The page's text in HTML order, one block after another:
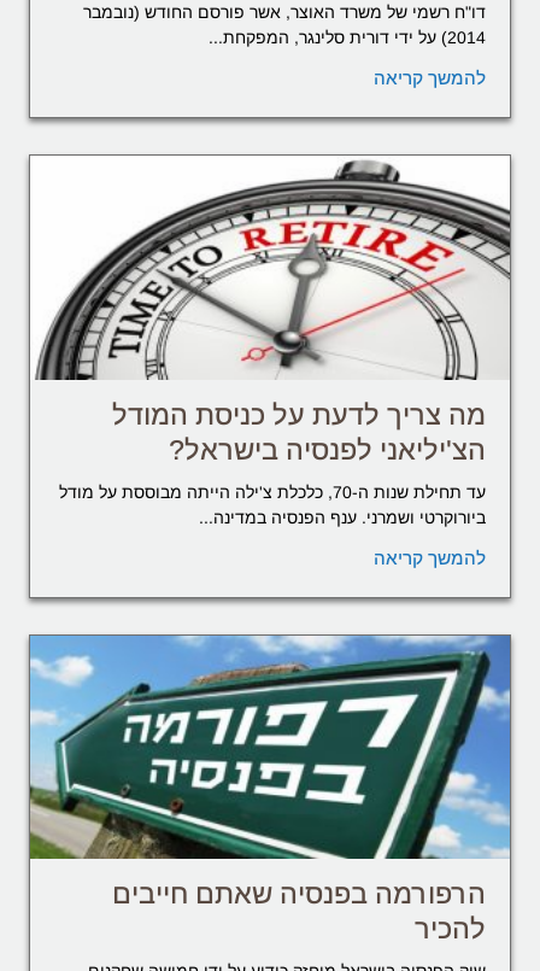
דו"ח רשמי של משרד האוצר, אשר פורסם החודש (נובמבר
2014) על ידי דורית סלינגר, המפקחת...
להמשך קריאה
מה צריך לדעת על כניסת המודל
הצ'יליאני לפנסיה בישראל?
עד תחילת שנות ה-70, כלכלת צ'ילה הייתה מבוססת על מודל
ביורוקרטי ושמרני. ענף הפנסיה במדינה...
להמשך קריאה
הרפורמה בפנסיה שאתם חייבים
להכיר